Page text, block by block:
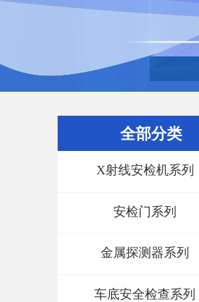
全部分类
X射线安检机系列
安检门系列
金属探测器系列
车底安全检查系列